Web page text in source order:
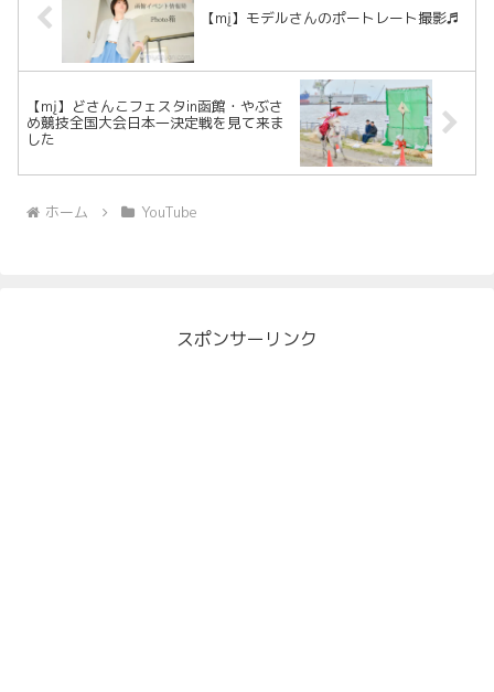
【mį】モデルさんのポートレート撮影♬
【mį】どさんこフェスタin函館・やぶさ
め競技全国大会日本一決定戦を見て来ま
した
ホーム YouTube
スポンサーリンク